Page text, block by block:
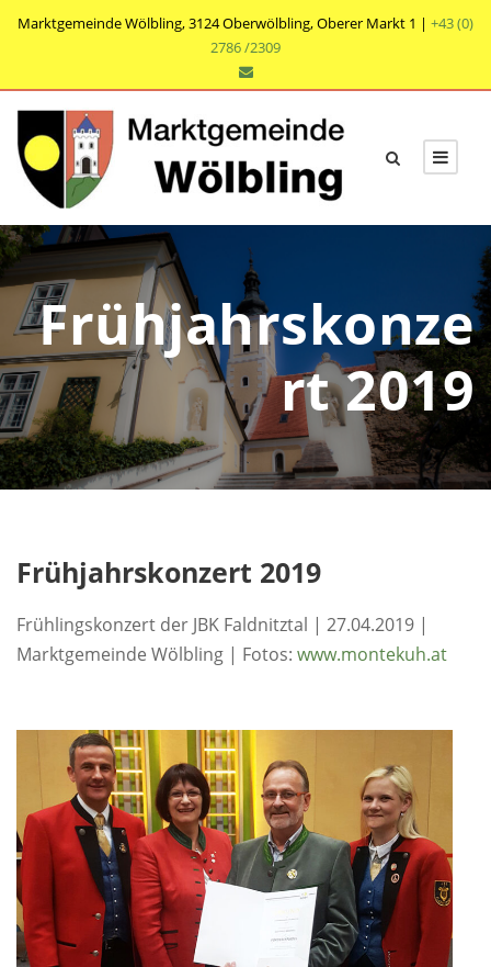
Marktgemeinde Wölbling, 3124 Oberwölbling, Oberer Markt 1 | +43 (0)
2786 /2309
Frühjahrskonze
rt 2019
Frühjahrskonzert 2019
Frühlingskonzert der JBK Faldnitztal | 27.04.2019 |
Marktgemeinde Wölbling | Fotos: www.montekuh.at